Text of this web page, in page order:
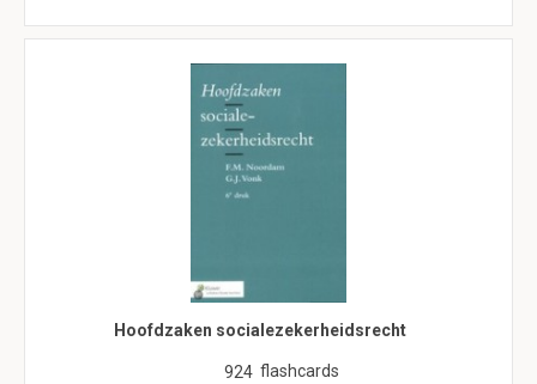
Hoofdzaken socialezekerheidsrecht
924 flashcards